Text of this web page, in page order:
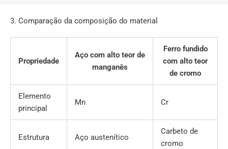
3. Comparação da composição do material
Propriedade
Aço com alto teor de
manganês
Ferro fundido
com alto teor
de cromo
Elemento
principal
Mn Cr
Estrutura Aço austenítico
Carbeto de
cromo